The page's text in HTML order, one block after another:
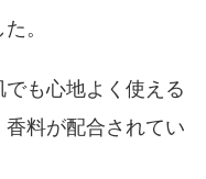
。
も心地よく使える
料が配合されてい